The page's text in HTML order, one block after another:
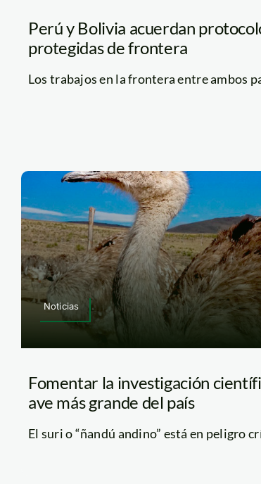
Perú y Bolivia acuerdan
protegidas de frontera
Los trabajos en la frontera entre ambos
Noticias
Fomentar la investigación
ave más grande del país
El suri o “ñandú andino” está en peligro